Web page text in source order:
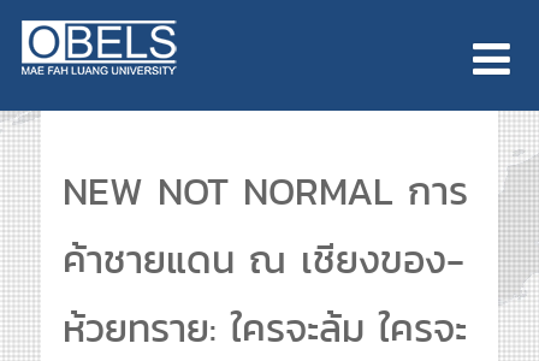
NEW NOT NORMAL การ
ค้าชายแดน ณ เชียงของ-
ห้วยทราย: ใครจะล้ม ใครจะ